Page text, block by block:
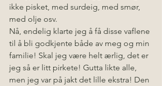
ikke pisket, med surdeig, med smør,
med olje osv.
Nå, endelig klarte jeg å få disse vaflene
til å bli godkjente både av meg og min
familie! Skal jeg være helt ærlig, det er
jeg så er litt pirkete! Gutta likte alle,
men jeg var på jakt det lille ekstra! Den